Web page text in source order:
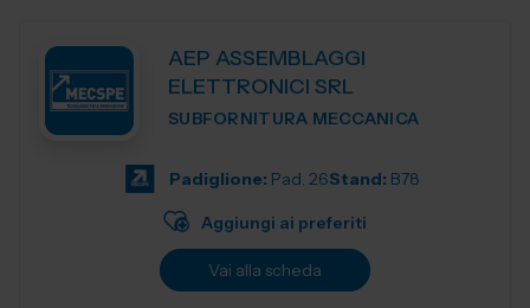
AEP ASSEMBLAGGI
ELETTRONICI SRL
SUBFORNITURA MECCANICA
Padiglione: Pad. 26Stand: B78
Aggiungi ai preferiti
Vai alla scheda